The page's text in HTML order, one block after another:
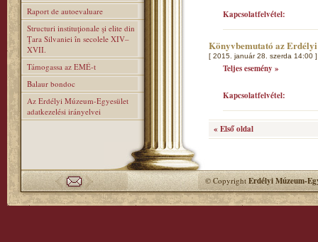
Raport de autoevaluare
Structuri instituţionale şi elite din
Ţara Silvaniei în secolele XIV–
XVII.
Támogassa az EMÉ-t
Balaur bondoc
Az Erdélyi Múzeum-Egyesület
adatkezelési irányelvei
Kapcsolatfelvétel:
Könyvbemutató az
[ 2015. január 28. szerda 14:00 ]
Teljes esemény »
Kapcsolatfelvétel:
« Első oldal
© CopyrightErdélyi Múzeum-